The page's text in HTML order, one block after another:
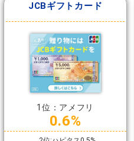
JCBギフトカード
1位：アメフリ
0.6%